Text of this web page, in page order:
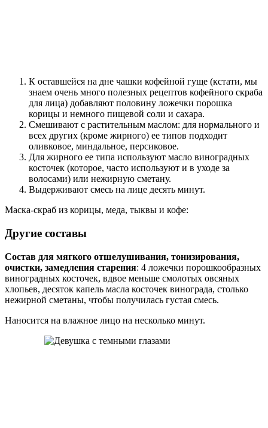
К оставшейся на дне чашки кофейной гуще (кстати, мы
знаем очень много полезных рецептов кофейного скраба
для лица) добавляют половину ложечки порошка
корицы и немного пищевой соли и сахара.
Смешивают с растительным маслом: для нормального и
всех других (кроме жирного) ее типов подходит
оливковое, миндальное, персиковое.
Для жирного ее типа используют масло виноградных
косточек (которое, часто используют и в уходе за
волосами) или нежирную сметану.
Выдерживают смесь на лице десять минут.
Маска-скраб из корицы, меда, тыквы и кофе:
Другие составы
Состав для мягкого отшелушивания, тонизирования,
очистки, замедления старения: 4 ложечки порошкообразных
виноградных косточек, вдвое меньше смолотых овсяных
хлопьев, десяток капель масла косточек винограда, столько
нежирной сметаны, чтобы получилась густая смесь.
Наносится на влажное лицо на несколько минут.